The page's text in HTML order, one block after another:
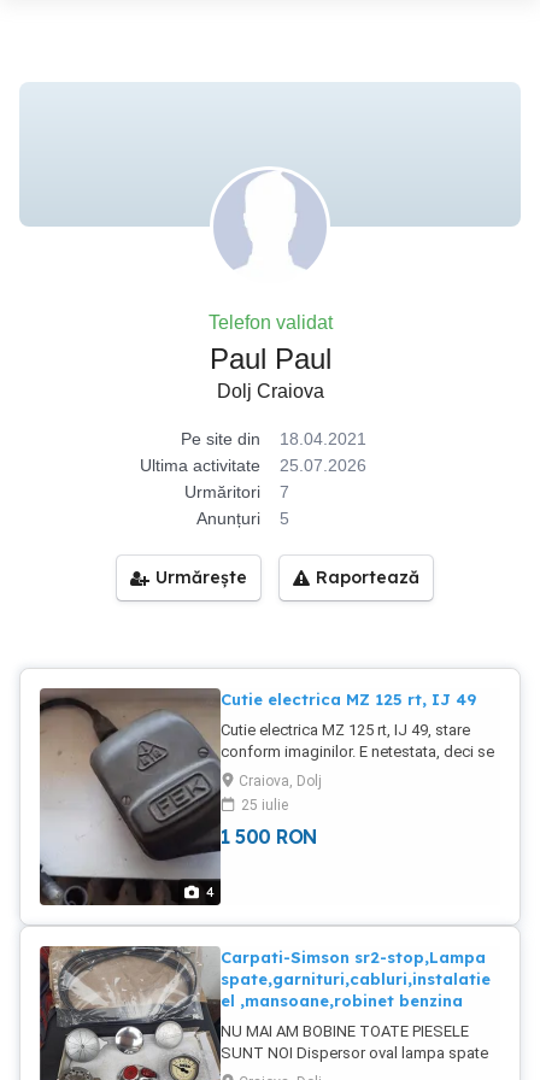
Telefon validat
Paul Paul
Dolj Craiova
Pe site din
18.04.2021
Ultima activitate
25.07.2026
Urmăritori
7
Anunțuri
5
Urmărește Raportează
4
Cutie electrica MZ 125 rt, IJ 49
Cutie electrica MZ 125 rt, IJ 49, stare
conform imaginilor. E netestata, deci se
vinde fara nico garantie. Dar arata bine,
asa cum se poate vede. Fara sparturi
,crapaturi sau lipsuri.. Curata,uscata,
fara topiri sau arderi. Exista chiar si
Craiova, Dolj
25 iulie
1 500 RON
Carpati-Simson sr2-stop,Lampa
spate,garnituri,cabluri,instalatie
el ,mansoane,robinet benzina
NU MAI AM BOBINE TOATE PIESELE
SUNT NOI Dispersor oval lampa spate
Carpati- Simson SR1,2 - 85 lei Dispersor